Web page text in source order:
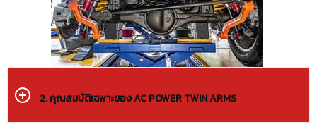
2. คุณสมบัติเฉพาะของ AC POWER TWIN ARMS